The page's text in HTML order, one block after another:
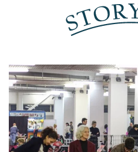
Skip to main content